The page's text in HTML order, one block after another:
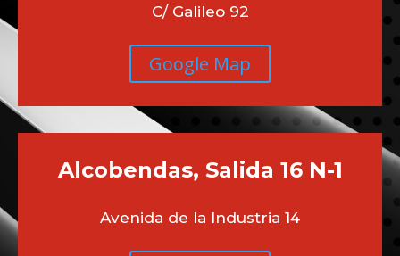
C/ Galileo 92
Google Map
Alcobendas, Salida 16 N-1
Avenida de la Industria 14